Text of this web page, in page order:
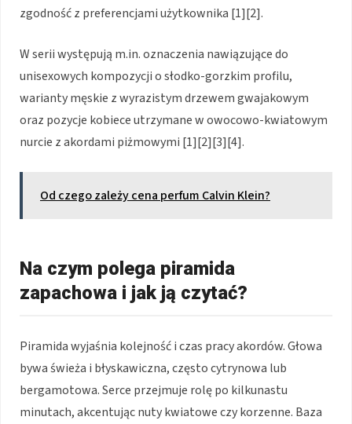
zgodność z preferencjami użytkownika [1][2].
W serii występują m.in. oznaczenia nawiązujące do
unisexowych kompozycji o słodko-gorzkim profilu,
warianty męskie z wyrazistym drzewem gwajakowym
oraz pozycje kobiece utrzymane w owocowo-kwiatowym
nurcie z akordami piżmowymi [1][2][3][4].
Od czego zależy cena perfum Calvin Klein?
Na czym polega piramida
zapachowa i jak ją czytać?
Piramida wyjaśnia kolejność i czas pracy akordów. Głowa
bywa świeża i błyskawiczna, często cytrynowa lub
bergamotowa. Serce przejmuje rolę po kilkunastu
minutach, akcentując nuty kwiatowe czy korzenne. Baza